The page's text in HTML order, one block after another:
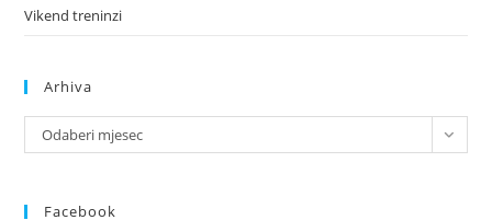
Vikend treninzi
Arhiva
Odaberi mjesec
Facebook